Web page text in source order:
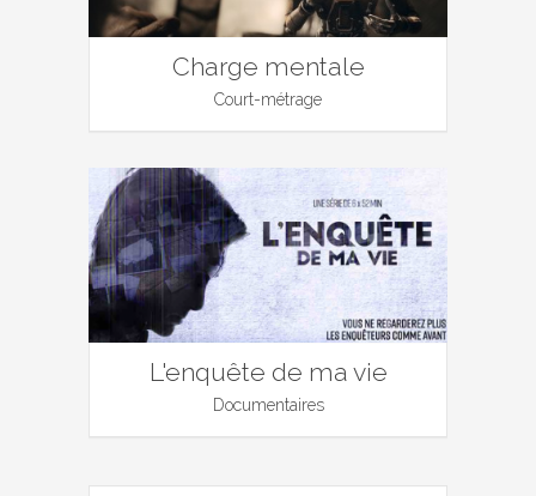
Charge mentale
Court-métrage
L'enquête de ma vie
Documentaires